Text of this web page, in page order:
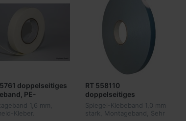
doppelseitiges
PE-
Hotmeld,
Dicke, weiß
1,6 mm,
Kleber.
RT 558110
doppelseitiges
Klebeband, PE-
Schaumträger, weiß,
Spiegel-Klebeband 1,0 mm
stark, Montageband, Sehr